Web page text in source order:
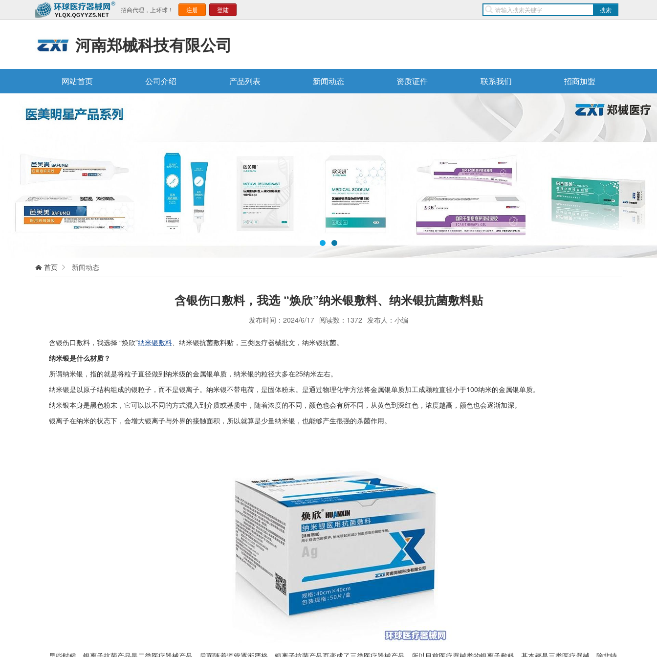
招商代理，上环球！ 注册 登陆
河南郑械科技有限公司
网站首页 公司介绍 产品列表 新闻动态 资质证件 联系我们 招商加盟
 首页  新闻动态
含银伤口敷料，我选 “焕欣”纳米银敷料、纳米银抗菌敷料贴
发布时间：2024/6/17 阅读数：1372 发布人：小编
含银伤口敷料，我选择 “焕欣”纳米银敷料、纳米银抗菌敷料贴，三类医疗器械批文，纳米银抗菌。
纳米银是什么材质？
所谓纳米银，指的就是将粒子直径做到纳米级的金属银单质，纳米银的粒径大多在25纳米左右。
纳米银是以原子结构组成的银粒子，而不是银离子。纳米银不带电荷，是固体粉末。是通过物理化学方法将金属银单质加工成颗粒直径小于100纳米的金属银单质。
纳米银本身是黑色粉末，它可以以不同的方式混入到介质或基质中，随着浓度的不同，颜色也会有所不同，从黄色到深红色，浓度越高，颜色也会逐渐加深。
银离子在纳米的状态下，会增大银离子与外界的接触面积，所以就算是少量纳米银，也能够产生很强的杀菌作用。